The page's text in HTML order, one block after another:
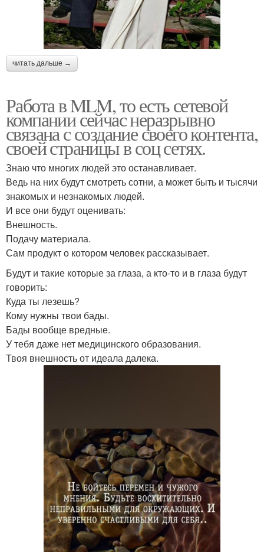
читать дальше →
Работа в MLM, то есть сетевой
компании сейчас неразрывно
связана с создание своего контента,
своей страницы в соц сетях.
Знаю что многих людей это останавливает.
Ведь на них будут смотреть сотни, а может быть и тысячи
знакомых и незнакомых людей.
И все они будут оценивать:
Внешность.
Подачу материала.
Сам продукт о котором человек рассказывает.
Будут и такие которые за глаза, а кто-то и в глаза будут
говорить:
Куда ты лезешь?
Кому нужны твои бады.
Бады вообще вредные.
У тебя даже нет медицинского образования.
Твоя внешность от идеала далека.